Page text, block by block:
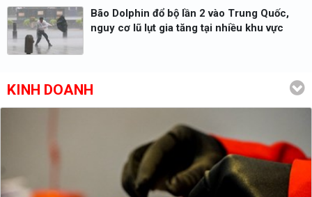
Bão Dolphin đổ bộ lần 2 vào Trung Quốc,
nguy cơ lũ lụt gia tăng tại nhiều khu vực
KINH DOANH